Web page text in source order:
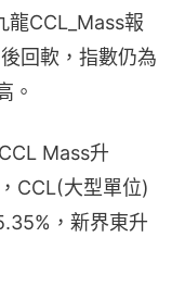
龍CCL_Mass報
回軟，指數仍為
。
Mass升
CCL(大型單位)
，新界東升